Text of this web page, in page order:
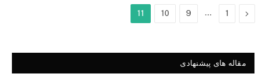
Previous
1
…
9
10
11
مقاله های پیشنهادی